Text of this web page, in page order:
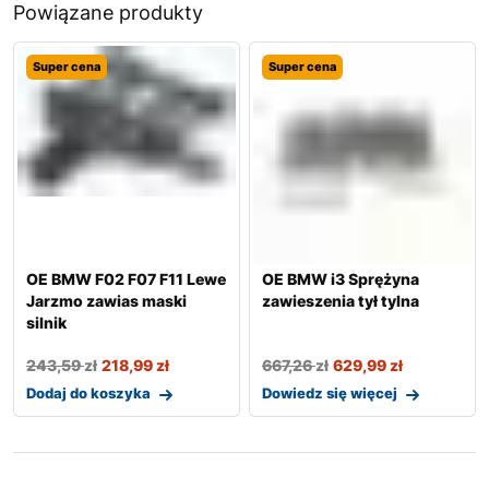
Powiązane produkty
Super cena
OE BMW F02 F07 F11 Lewe
Jarzmo zawias maski
silnik
243,59zł 218,99zł
Dodaj do koszyka
Super cena
OE BMW i3 Sprężyna
zawieszenia tył tylna
667,26zł 629,99zł
Dowiedz się więcej